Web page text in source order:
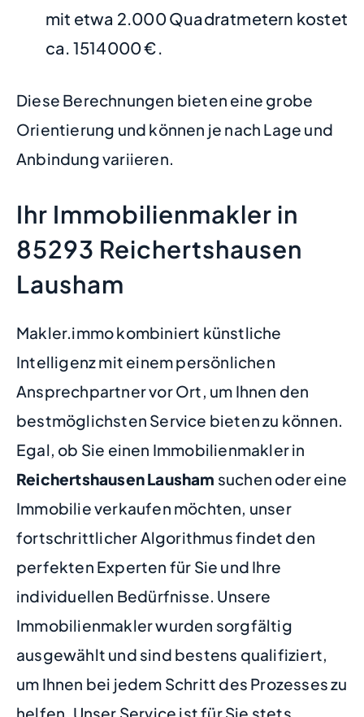
mit etwa 2.000 Quadratmetern kostet
ca. 1514000 €.
Diese Berechnungen bieten eine grobe
Orientierung und können je nach Lage und
Anbindung variieren.
Ihr Immobilienmakler in
85293 Reichertshausen
Lausham
Makler.immo kombiniert künstliche
Intelligenz mit einem persönlichen
Ansprechpartner vor Ort, um Ihnen den
bestmöglichsten Service bieten zu können.
Egal, ob Sie einen Immobilienmakler in
Reichertshausen Lausham suchen oder eine
Immobilie verkaufen möchten, unser
fortschrittlicher Algorithmus findet den
perfekten Experten für Sie und Ihre
individuellen Bedürfnisse. Unsere
Immobilienmakler wurden sorgfältig
ausgewählt und sind bestens qualifiziert,
um Ihnen bei jedem Schritt des Prozesses zu
helfen. Unser Service ist für Sie stets